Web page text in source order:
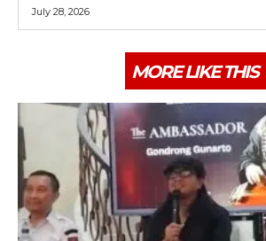
July 28, 2026
MORE LIKE THIS